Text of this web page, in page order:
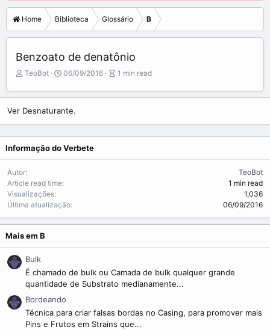
Home Biblioteca Glossário B
Benzoato de denatônio
A
t
r
TeoBot
P
b
i
s
h
d
a
e
06/09/2016
A
t
l
e
e
e
1 min read
Ver Desnaturante.
Informação do Verbete
Autor
TeoBot
Article read time
1 min read
Visualizações
1,036
Última atualização
06/09/2016
Mais em B
Bulk
É chamado de bulk ou Camada de bulk qualquer grande
quantidade de Substrato medianamente...
Bordeando
Técnica para criar falsas bordas no Casing, para promover mais
Pins e Frutos em Strains que...